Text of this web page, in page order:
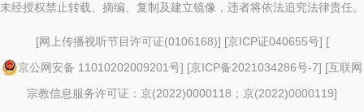
未经授权禁止转载、摘编、复制及建立镜像，违者将依法追究法律责任。
[网上传播视听节目许可证(0106168)] [京ICP证040655号] [
京公网安备 11010202009201号] [京ICP备2021034286号-7] [互联网
宗教信息服务许可证：京(2022)0000118；京(2022)0000119]